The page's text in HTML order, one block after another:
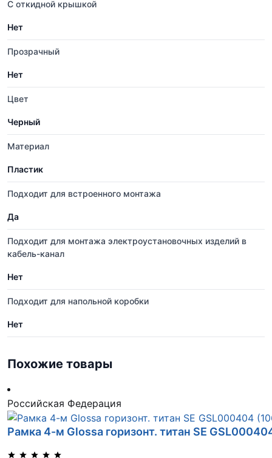
С откидной крышкой
Нет
Прозрачный
Нет
Цвет
Черный
Материал
Пластик
Подходит для встроенного монтажа
Да
Подходит для монтажа электроустановочных изделий в
кабель-канал
Нет
Подходит для напольной коробки
Нет
Похожие товары
Российская Федерация
Рамка 4-м Glossa горизонт. титан SE